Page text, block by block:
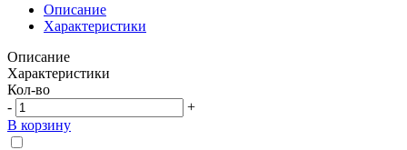
Описание
Характеристики
Описание
Характеристики
Кол-во
-
+
В корзину